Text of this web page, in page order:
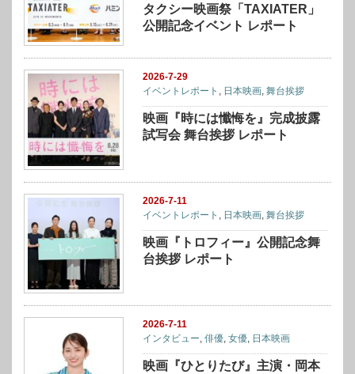
タクシー映画祭「TAXIATER」
公開記念イベント レポート
2026-7-29
イベントレポート , 日本映画,舞台挨拶
映画『時には懺悔を』完成披露
試写会 舞台挨拶 レポート
2026-7-11
イベントレポート
日本映画 ,舞台挨拶
映画『トロフィー』公開記念舞
台挨拶 レポート
2026-7-11
インタビュー,俳優,女優, 日本映画
映画『ひとりたび』主演・岡本